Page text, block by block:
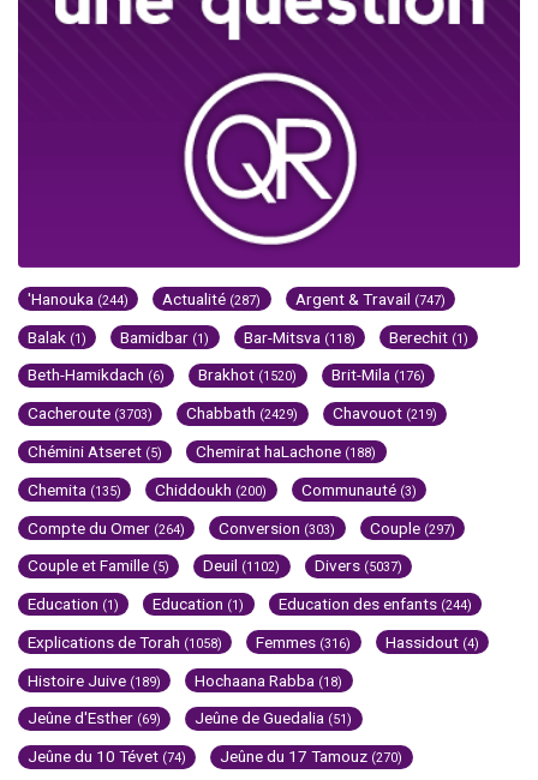
'Hanouka (244) Actualité (287) Argent & Travail (747)
Balak (1) Bamidbar (1) Bar-Mitsva (118) Berechit (1)
Beth-Hamikdach (6) Brakhot (1520) Brit-Mila (176)
Cacheroute (3703) Chabbath (2429) Chavouot (219)
Chémini Atseret (5) Chemirat haLachone (188)
Chemita (135) Chiddoukh (200) Communauté (3)
Compte du Omer (264) Conversion (303) Couple (297)
Couple et Famille (5) Deuil (1102) Divers (5037)
Education (1) Education (1) Education des enfants (244)
Explications de Torah (1058) Femmes (316) Hassidout (4)
Histoire Juive (189) Hochaana Rabba (18)
Jeûne d'Esther (69) Jeûne de Guedalia (51)
Jeûne du 10 Tévet (74) Jeûne du 17 Tamouz (270)